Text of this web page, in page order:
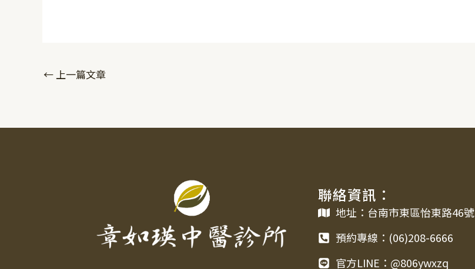
← 上一篇文章
聯絡資訊：
地址：台南市東區怡東路46號
預約專線：(06)208-6666
官方LINE：@806ywxzq